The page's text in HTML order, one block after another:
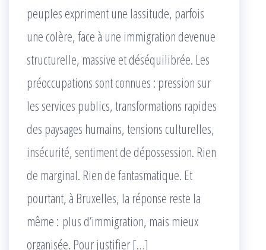
peuples expriment une lassitude, parfois
une colère, face à une immigration devenue
structurelle, massive et déséquilibrée. Les
préoccupations sont connues : pression sur
les services publics, transformations rapides
des paysages humains, tensions culturelles,
insécurité, sentiment de dépossession. Rien
de marginal. Rien de fantasmatique. Et
pourtant, à Bruxelles, la réponse reste la
même : plus d’immigration, mais mieux
organisée. Pour justifier […]